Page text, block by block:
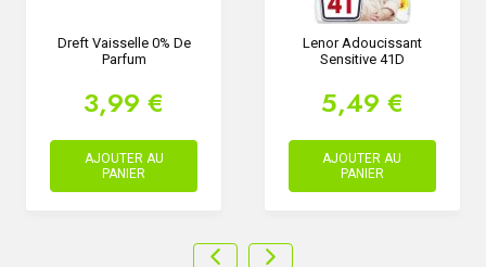
Dreft Vaisselle 0% De
Parfum
3,99 €
AJOUTER AU
PANIER
Lenor Adoucissant
Sensitive 41D
5,49 €
AJOUTER AU
PANIER